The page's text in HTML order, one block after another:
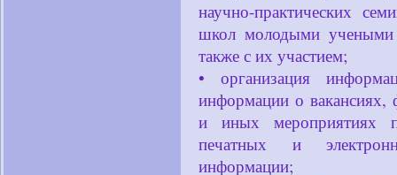
научно-практических
школ молодыми
также с их участием;
• организация
информации о вакансиях,
и иных мероприятиях
печатных и
информации;